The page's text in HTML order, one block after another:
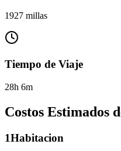
1927 millas
Tiempo de Viaje
28h 6m
Costos Estimados
1Habitacion